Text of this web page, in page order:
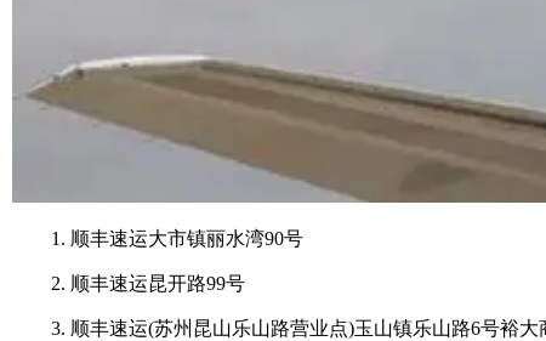
1. 顺丰速运大市镇丽水湾90号
2. 顺丰速运昆开路99号
3. 顺丰速运(苏州昆山乐山路营业点)玉山镇乐山路6号裕大